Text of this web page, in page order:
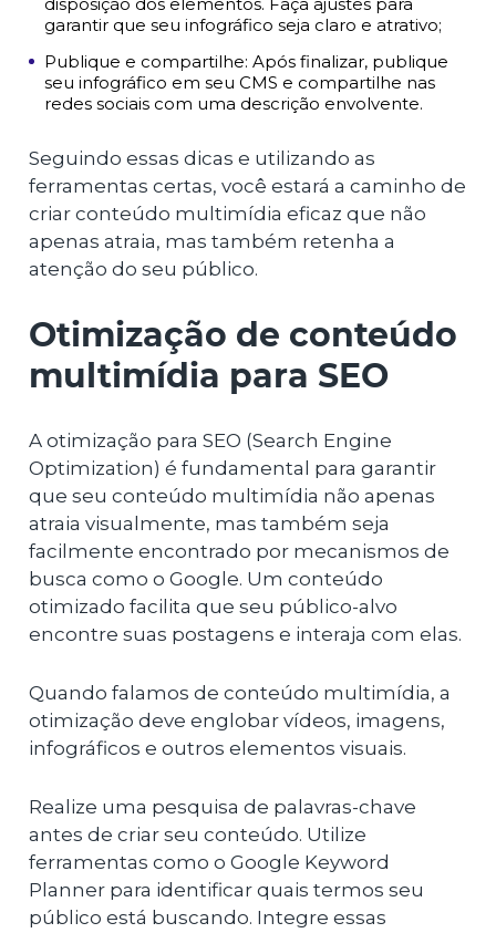
garantir que seu infográfico seja claro e atrativo;
Publique e compartilhe: Após finalizar, publique
seu infográfico em seu CMS e compartilhe nas
redes sociais com uma descrição envolvente.
Seguindo essas dicas e utilizando as
ferramentas certas, você estará a caminho de
criar conteúdo multimídia eficaz que não
apenas atraia, mas também retenha a
atenção do seu público.
Otimização de conteúdo
multimídia para SEO
A otimização para SEO (Search Engine
Optimization) é fundamental para garantir
que seu conteúdo multimídia não apenas
atraia visualmente, mas também seja
facilmente encontrado por mecanismos de
busca como o Google. Um conteúdo
otimizado facilita que seu público-alvo
encontre suas postagens e interaja com elas.
Quando falamos de conteúdo multimídia, a
otimização deve englobar vídeos, imagens,
infográficos e outros elementos visuais.
Realize uma pesquisa de palavras-chave
antes de criar seu conteúdo. Utilize
ferramentas como o Google Keyword
Planner para identificar quais termos seu
público está buscando. Integre essas